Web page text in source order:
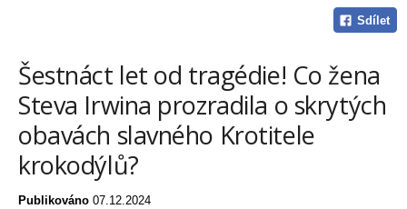
Sdílet
Šestnáct let od tragédie! Co žena
Steva Irwina prozradila o skrytých
obavách slavného Krotitele
krokodýlů?
Publikováno 07.12.2024